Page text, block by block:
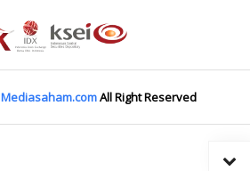
Mediasaham.comAll Right Reserved